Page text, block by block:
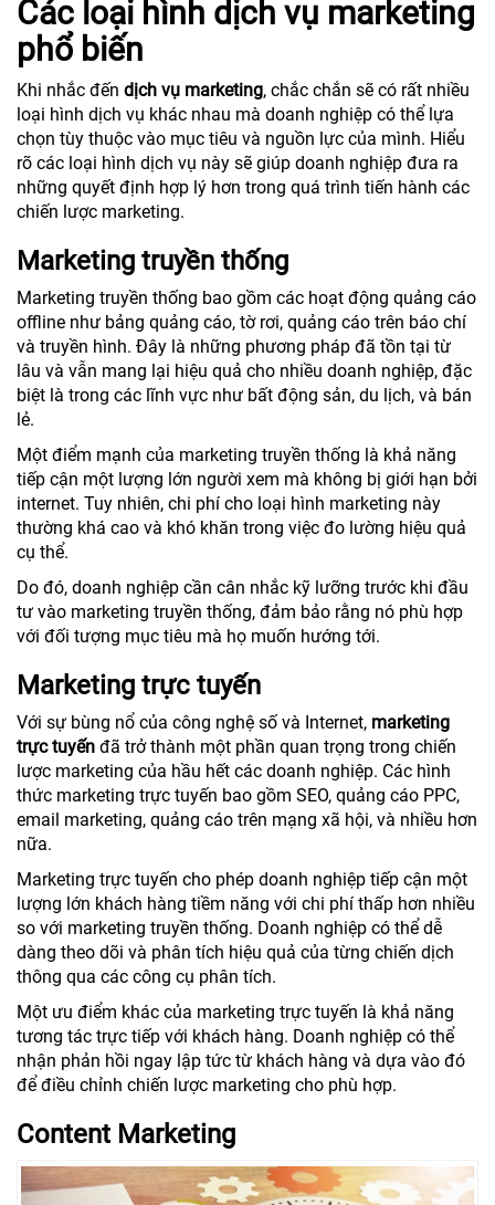
Các loại hình dịch vụ marketing
phổ biến
Khi nhắc đến dịch vụ marketing, chắc chắn sẽ có rất nhiều
loại hình dịch vụ khác nhau mà doanh nghiệp có thể lựa
chọn tùy thuộc vào mục tiêu và nguồn lực của mình. Hiểu
rõ các loại hình dịch vụ này sẽ giúp doanh nghiệp đưa ra
những quyết định hợp lý hơn trong quá trình tiến hành các
chiến lược marketing.
Marketing truyền thống
Marketing truyền thống bao gồm các hoạt động quảng cáo
offline như bảng quảng cáo, tờ rơi, quảng cáo trên báo chí
và truyền hình. Đây là những phương pháp đã tồn tại từ
lâu và vẫn mang lại hiệu quả cho nhiều doanh nghiệp, đặc
biệt là trong các lĩnh vực như bất động sản, du lịch, và bán
lẻ.
Một điểm mạnh của marketing truyền thống là khả năng
tiếp cận một lượng lớn người xem mà không bị giới hạn bởi
internet. Tuy nhiên, chi phí cho loại hình marketing này
thường khá cao và khó khăn trong việc đo lường hiệu quả
cụ thể.
Do đó, doanh nghiệp cần cân nhắc kỹ lưỡng trước khi đầu
tư vào marketing truyền thống, đảm bảo rằng nó phù hợp
với đối tượng mục tiêu mà họ muốn hướng tới.
Marketing trực tuyến
Với sự bùng nổ của công nghệ số và Internet, marketing
trực tuyến đã trở thành một phần quan trọng trong chiến
lược marketing của hầu hết các doanh nghiệp. Các hình
thức marketing trực tuyến bao gồm SEO, quảng cáo PPC,
email marketing, quảng cáo trên mạng xã hội, và nhiều hơn
nữa.
Marketing trực tuyến cho phép doanh nghiệp tiếp cận một
lượng lớn khách hàng tiềm năng với chi phí thấp hơn nhiều
so với marketing truyền thống. Doanh nghiệp có thể dễ
dàng theo dõi và phân tích hiệu quả của từng chiến dịch
thông qua các công cụ phân tích.
Một ưu điểm khác của marketing trực tuyến là khả năng
tương tác trực tiếp với khách hàng. Doanh nghiệp có thể
nhận phản hồi ngay lập tức từ khách hàng và dựa vào đó
để điều chỉnh chiến lược marketing cho phù hợp.
Content Marketing